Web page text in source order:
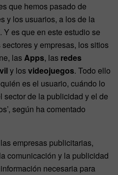
que hemos pasado de
y los usuarios, a los de la
Y es que en este estudio se
y empresas, los sitios
lasApps, las redes
y losvideojuegos. Todo ello
es el usuario, cuándo lo
sector de la publicidad y el de
según ha comentado
empresas publicitarias,
comunicación y la publicidad
necesaria para